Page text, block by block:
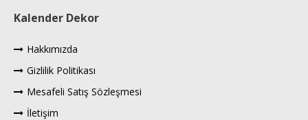
Kalender Dekor
Hakkımızda
Gizlilik Politikası
Mesafeli Satış Sözleşmesi
İletişim